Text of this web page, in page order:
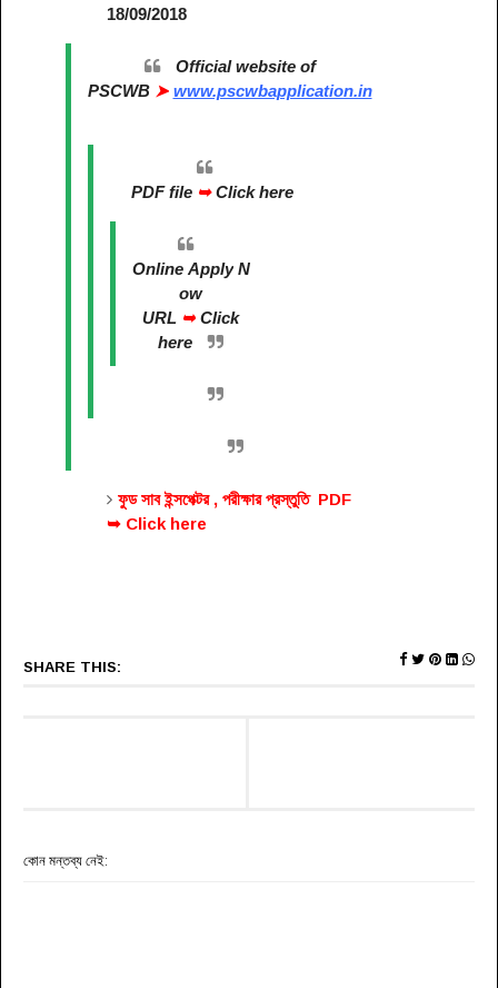
18/09/2018
Official website of
PSCWB ➤ www.pscwbapplication.in
PDF file ➥Click here
Online ApplyN
ow
URL ➥ Click
here
ফুড সাব ইন্সপেক্টর , পরীক্ষার প্রস্তুতি PDF
➥ Click here
SHARE THIS:
কোন মন্তব্য নেই: